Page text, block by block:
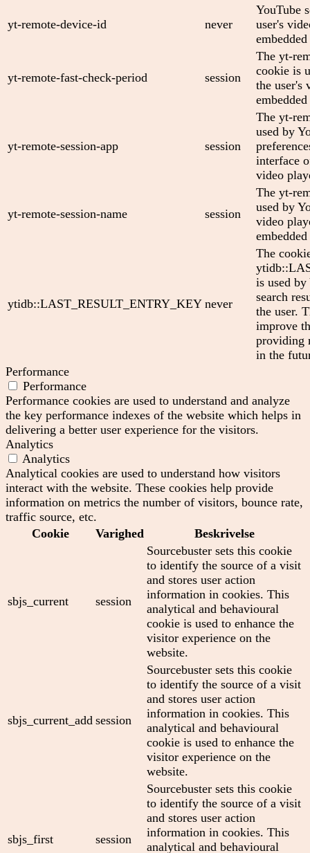
yt-remote-device-id never
YouTube
user's
yt-remote-fast-check-period session
The yt-
cookie is
the user's
yt-remote-session-app session
The yt-
used by
interface
video
yt-remote-session-name session
The yt-
used by
video
ytidb::LAST_RESULT_ENTRY_KEY never
The
is used by
search
the user.
improve
providing
in the
Performance
Performance
Performance cookies are used to understand and analyze
the key performance indexes of the website which helps in
delivering a better user experience for the visitors.
Analytics
Analytics
Analytical cookies are used to understand how visitors
interact with the website. These cookies help provide
information on metrics the number of visitors, bounce rate,
traffic source, etc.
Cookie
Varighed Beskrivelse
sbjs_current session
Sourcebuster sets this cookie
to identify the source of a visit
and stores user action
information in cookies. This
analytical and behavioural
cookie is used to enhance the
visitor experience on the
website.
sbjs_current_add session
Sourcebuster sets this cookie
to identify the source of a visit
and stores user action
information in cookies. This
analytical and behavioural
cookie is used to enhance the
visitor experience on the
website.
sbjs_first session
Sourcebuster sets this cookie
to identify the source of a visit
and stores user action
information in cookies. This
analytical and behavioural